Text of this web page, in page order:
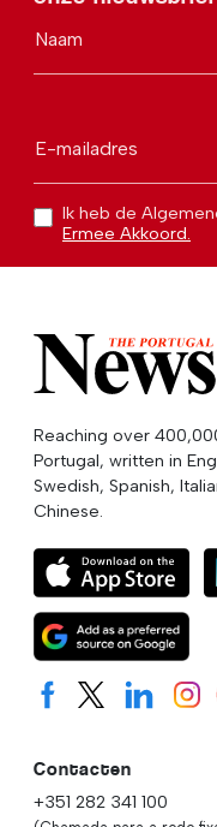
Naam
E-mailadres
Ik heb de
Ermee Akkoord.
Reaching over
Portugal, written in
Swedish, Spanish,
Chinese.
Contacten
+351 282 341 100